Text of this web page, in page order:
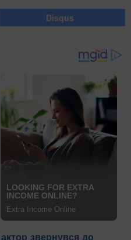
Disqus
звернувся до